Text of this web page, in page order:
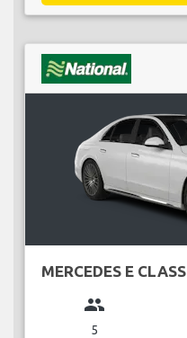
MERCEDES E CLASS
group
5